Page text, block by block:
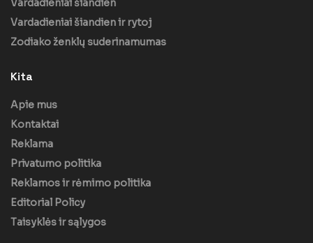
Vardadieniai šiandien
Vardadieniai šiandien ir rytoj
Zodiako ženklų suderinamumas
Kita
Apie mus
Kontaktai
Reklama
Privatumo politika
Reklamos ir rėmimo politika
Editorial Policy
Taisyklės ir sąlygos